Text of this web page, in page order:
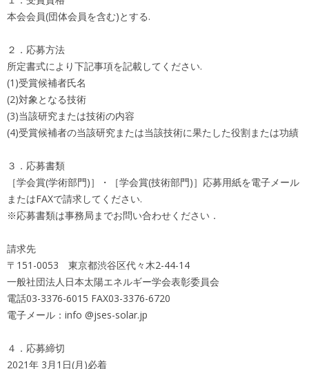
本会会員(団体会員を含む)とする.
２．応募方法
所定書式により下記事項を記載してください.
(1)受賞候補者氏名
(2)対象となる技術
(3)当該研究または技術の内容
(4)受賞候補者の当該研究または当該技術に果たした役割または功績
３．応募書類
［学会賞(学術部門)］・［学会賞(技術部門)］応募用紙を電子メール
またはFAXで請求してください.
※応募書類は事務局までお問い合わせください．
請求先
〒151-0053 東京都渋谷区代々木2-44-14
一般社団法人日本太陽エネルギー学会表彰委員会
電話03-3376-6015 FAX03-3376-6720
電子メール：info @jses-solar.jp
４．応募締切
2021年 3月1日(月)必着